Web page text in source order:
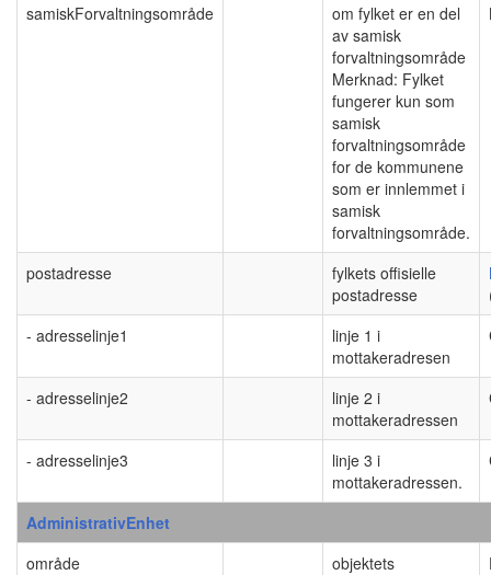
samiskForvaltningsområde
om fylket er en del
av samisk
forvaltningsområde
Merknad: Fylket
fungerer kun som
samisk
forvaltningsområde
for de kommunene
som er innlemmet i
samisk
forvaltningsområde.
postadresse
fylkets offisielle
postadresse
- adresselinje1
linje 1 i
mottakeradresen
- adresselinje2
linje 2 i
mottakeradressen
- adresselinje3
linje 3 i
mottakeradressen.
AdministrativEnhet
område
objektets